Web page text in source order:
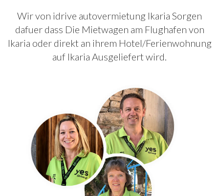
Wir von idrive autovermietung Ikaria Sorgen
dafuer dass Die Mietwagen am Flughafen von
Ikaria oder direkt an ihrem Hotel/Ferienwohnung
auf Ikaria Ausgeliefert wird.